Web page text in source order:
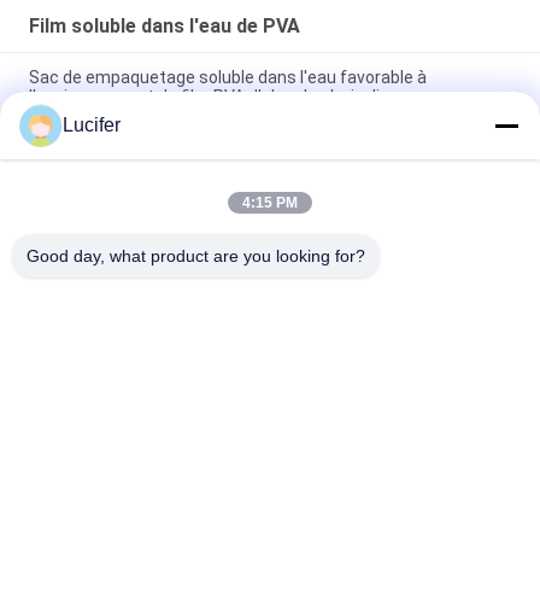
Film soluble dans l'eau de PVA
Sac de empaquetage soluble dans l'eau favorable à
l'environnement du film PVA d'alcool polyvinylique
Film durable soluble dans l'eau froide, rouleau de film PVA
d'une épaisseur de 25 à 80 microns
Alcool polyvinylique empaquetant le film soluble dans l'eau de
Lucifer
4:15 PM
Good day, what product are you looking for?